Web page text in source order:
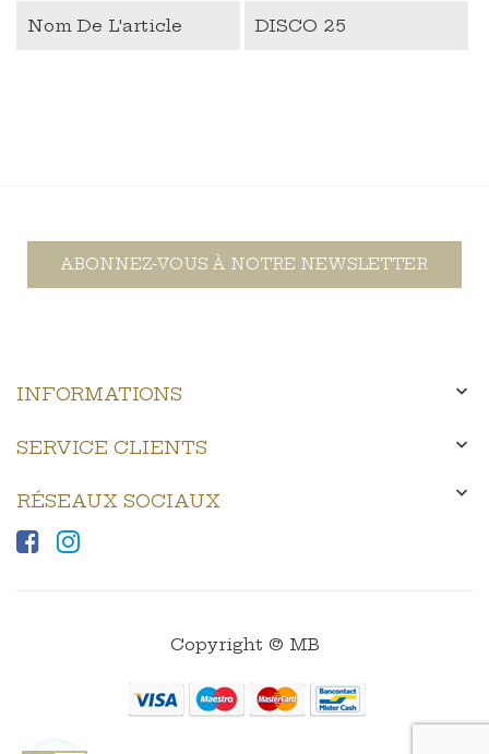
Nom De L'article DISCO 25
ABONNEZ-VOUS À NOTRE NEWSLETTER
INFORMATIONS 
SERVICE CLIENTS 
RÉSEAUX SOCIAUX 
Copyright © MB